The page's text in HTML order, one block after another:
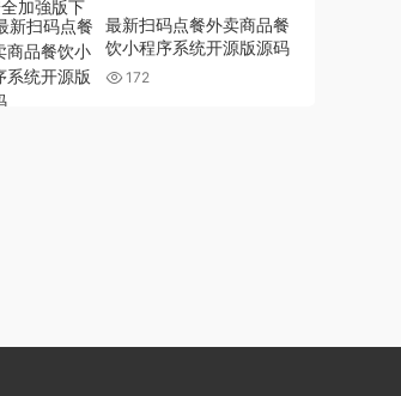
最新扫码点餐外卖商品餐
饮小程序系统开源版源码
172